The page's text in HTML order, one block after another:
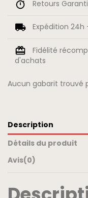
Retours
Expédition 24h
Fidélité
d'achats
Aucun gabarit trouvé
Description
Détails du produit
Avis(0)